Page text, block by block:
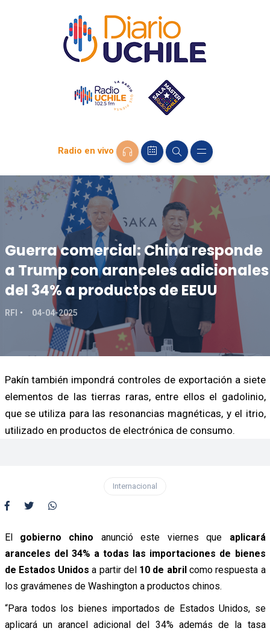
Radio en vivo
Guerra comercial: China responde
a Trump con aranceles adicionales
del 34% a productos de EEUU
RFI 04-04-2025
Pakín también impondrá controles de exportación a siete
elementos de las tierras raras, entre ellos el gadolinio,
que se utiliza para las resonancias magnéticas, y el itrio,
utilizado en productos de electrónica de consumo.
Internacional
Elgobierno chino anunció este viernes que aplicará
aranceles del 34% a todas las importaciones de bienes
de Estados Unidos a partir del 10 de abrilcomo respuesta a
los gravámenes de Washington a productos chinos.
“Para todos los bienes importados de Estados Unidos, se
aplicará un arancel adicional del 34% además de la tasa